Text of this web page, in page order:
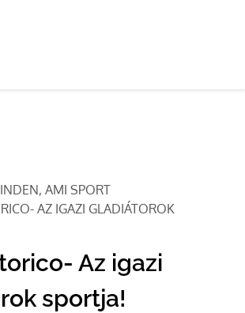
AMI SPORT
AZ IGAZI GLADIÁTOROK
Az igazi
sportja!